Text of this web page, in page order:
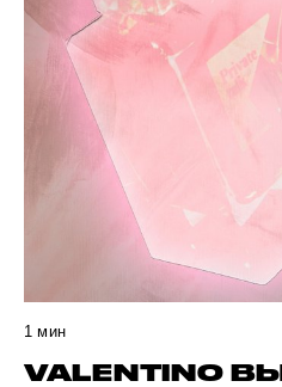
1 мин
VALENTINO